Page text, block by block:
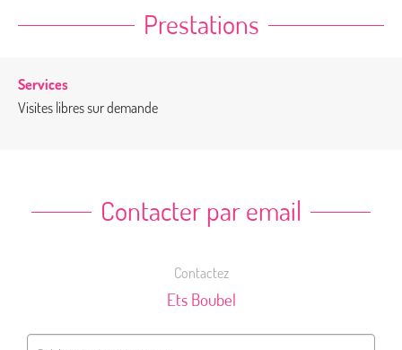
Prestations
Services
Visites libres sur demande
Contacter par email
Contactez
Ets Boubel